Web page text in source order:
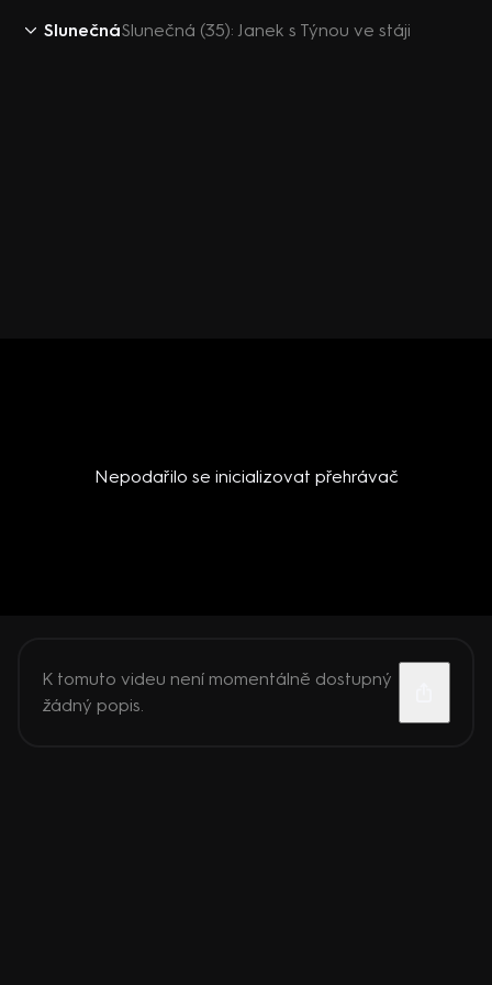
SlunečnáSlunečná (35): Janek s Týnou ve stáji
Nepodařilo se inicializovat přehrávač
K tomuto videu není momentálně dostupný
žádný popis.